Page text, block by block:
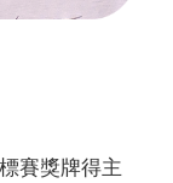
賽獎牌得主